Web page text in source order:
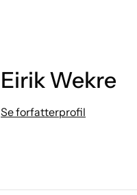
Eirik Wekre
Se forfatterprofil